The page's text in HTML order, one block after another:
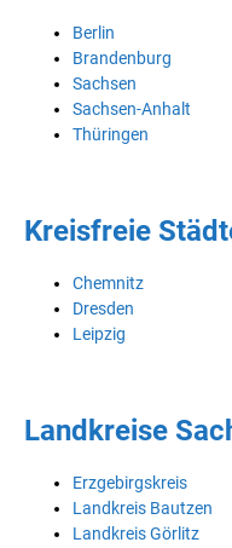
Berlin
Brandenburg
Sachsen
Sachsen-Anhalt
Thüringen
Kreisfreie
Chemnitz
Dresden
Leipzig
Landkreise
Erzgebirgskreis
Landkreis Bautzen
Landkreis Görlitz